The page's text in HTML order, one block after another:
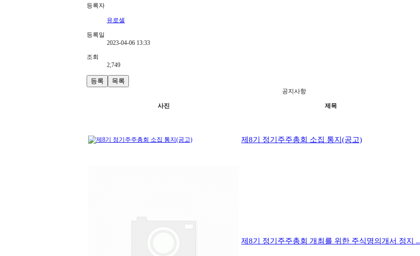
등록자
유로셀
등록일
2023-04-06 13:33
조회
2,749
등록 목록
공지사항
사진 제목
제8기 정기주주총회 소집 통지(공고)
제8기 정기주주총회 개최를 위한 주식명의개서 정지 ..